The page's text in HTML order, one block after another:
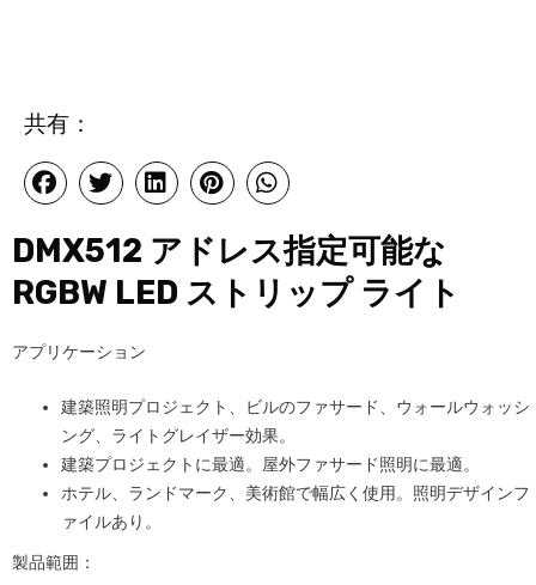
共有：
DMX512 アドレス指定可能な
RGBW LED ストリップ ライト
アプリケーション
建築照明プロジェクト、ビルのファサード、ウォールウォッシ
ング、ライトグレイザー効果。
建築プロジェクトに最適。屋外ファサード照明に最適。
ホテル、ランドマーク、美術館で幅広く使用。照明デザインフ
ァイルあり。
製品範囲：